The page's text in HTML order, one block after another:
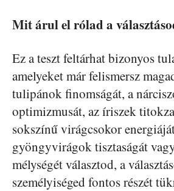
Mit árul el rólad a
Ez a teszt feltárhat bizonyos
amelyeket már felismersz
tulipánok finomságát, a
optimizmusát, az íriszek
sokszínű virágcsokor
gyöngyvirágok tisztaságát
mélységét választod, a
személyiséged fontos részét